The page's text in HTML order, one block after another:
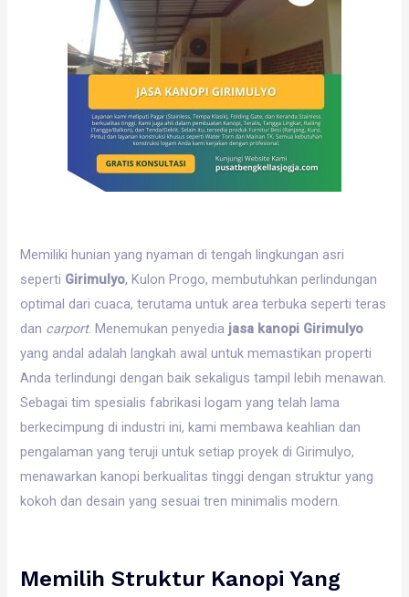
Memiliki hunian yang nyaman di tengah lingkungan asri
seperti Girimulyo, Kulon Progo, membutuhkan perlindungan
optimal dari cuaca, terutama untuk area terbuka seperti teras
dan carport. Menemukan penyedia jasa kanopi Girimulyo
yang andal adalah langkah awal untuk memastikan properti
Anda terlindungi dengan baik sekaligus tampil lebih menawan.
Sebagai tim spesialis fabrikasi logam yang telah lama
berkecimpung di industri ini, kami membawa keahlian dan
pengalaman yang teruji untuk setiap proyek di Girimulyo,
menawarkan kanopi berkualitas tinggi dengan struktur yang
kokoh dan desain yang sesuai tren minimalis modern.
Memilih Struktur Kanopi Yang